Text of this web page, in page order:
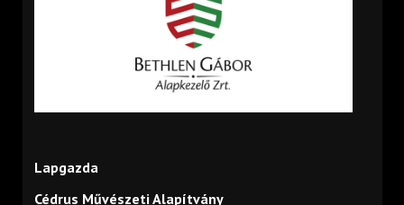
Lapgazda
Cédrus Művészeti Alapítvány